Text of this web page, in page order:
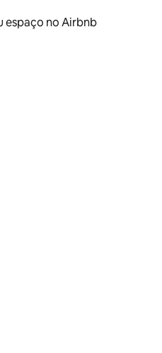
espaço no Airbnb